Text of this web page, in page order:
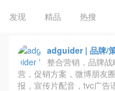
发现 精品 热搜
adguider | 品牌/
整合营销，品牌
营，促销方案，微博朋友
报，宣传片配音，tvc广告